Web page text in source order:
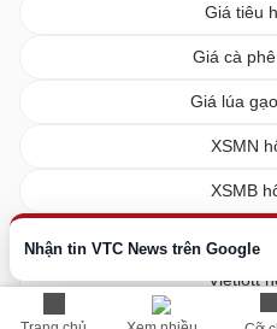
Nhận tin VTC News trên Google
Giá tiêu
Giá cà
Giá lúa
XSMN
XSMB
Vietlott